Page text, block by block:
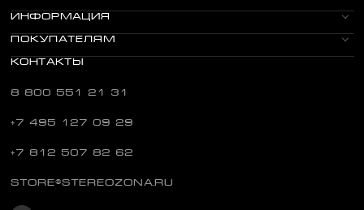
ИНФОРМАЦИЯ
ПОКУПАТЕЛЯМ
КОНТАКТЫ
8 800 551 21 31
+7 495 127 09 29
+7 812 507 82 62
STORE@STEREOZONA.RU